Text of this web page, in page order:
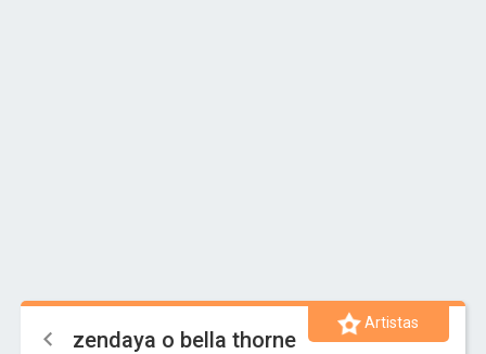
Artistas
zendaya o bella thorne